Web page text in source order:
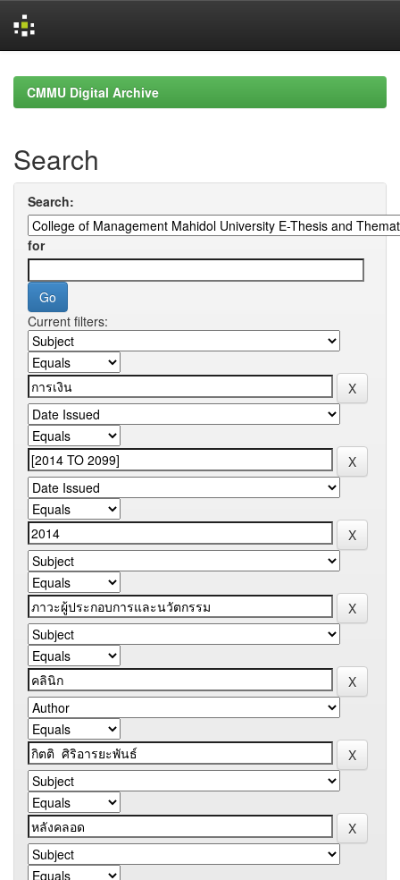
navigationCMMU Digital Archive
Search
Search:
for
Current filters: